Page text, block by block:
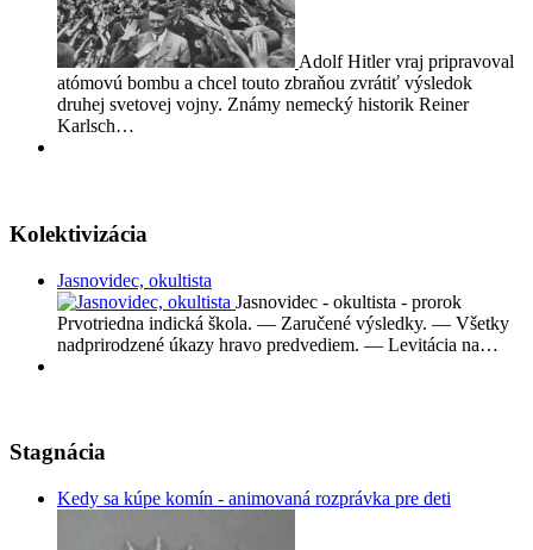
Adolf Hitler vraj pripravoval
atómovú bombu a chcel touto zbraňou zvrátiť výsledok
druhej svetovej vojny. Známy nemecký historik Reiner
Karlsch…
Kolektivizácia
Jasnovidec, okultista
Jasnovidec - okultista - prorok
Prvotriedna indická škola. — Zaručené výsledky. — Všetky
nadprirodzené úkazy hravo predvediem. — Levitácia na…
Stagnácia
Kedy sa kúpe komín - animovaná rozprávka pre deti